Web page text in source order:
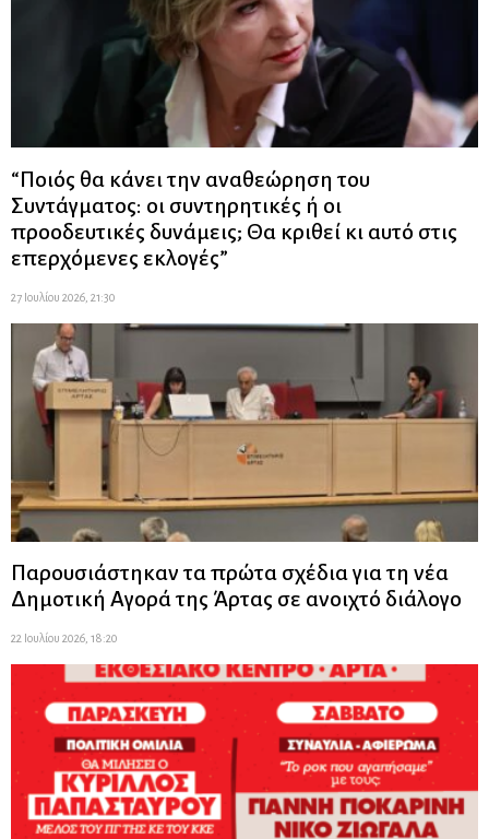
“Ποιός θα κάνει την αναθεώρηση του
Συντάγματος: οι συντηρητικές ή οι
προοδευτικές δυνάμεις; Θα κριθεί κι αυτό στις
επερχόμενες εκλογές”
27 Ιουλίου 2026, 21:30
Παρουσιάστηκαν τα πρώτα σχέδια για τη νέα
Δημοτική Αγορά της Άρτας σε ανοιχτό διάλογο
22 Ιουλίου 2026, 18:20